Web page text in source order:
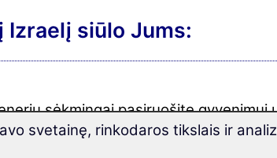
Izraelį siūlo Jums:
sėkmingai pasiruošite gyvenimui
kalbos kurse rasite įvairių
svetainę, rinkodaros tikslais ir